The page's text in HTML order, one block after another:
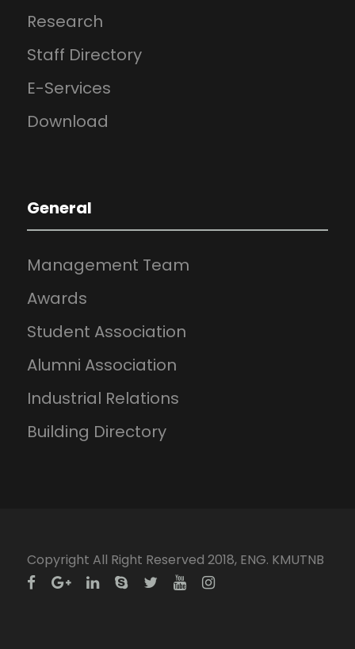
Research
Staff Directory
E-Services
Download
General
Management Team
Awards
Student Association
Alumni Association
Industrial Relations
Building Directory
Copyright All Right Reserved 2018, ENG. KMUTNB